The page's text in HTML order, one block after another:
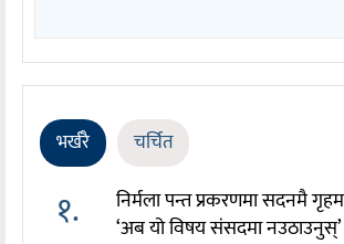
भर्खरै चर्चित
१.
निर्मला पन्त प्रकरणमा सदनमै
‘अब यो विषय संसदमा नउठाउनुस्’